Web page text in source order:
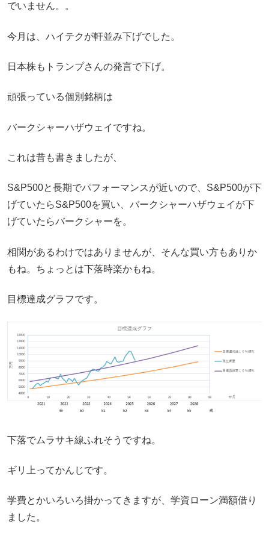
でいません。。
今月は、ハイテクが軒並み下げでした。
日本株もトランプさんの発言で下げ。
頑張っている個別銘柄は
バークシャーハザウェイですね。
これは昔も書きましたが、
S&P500と長期でパフォーマンスが近いので、S&P500が下
げていたらS&P500を買い、バークシャーハザウェイが下
げていたらバークシャーを。
相関があるわけではありませんが、そんな買い方もありか
もね。ちょっとは下落時楽かもね。
目標達成グラフです。
下落でムラサキ線ふれそうですね。
ギリ上ってかんじです。
学費とかいろいろ掛かってきますが、学資ローン満額借り
ました。